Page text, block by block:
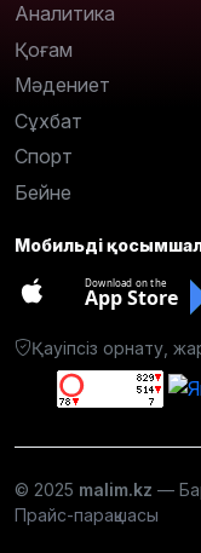
Аналитика
Қоғам
Мәдениет
Сұхбат
Спорт
Бейне
Мобильді
Download on the
App Store
Қауіпсіз орнату,
© 2025 malim.kz —
Прайс-парақшасы